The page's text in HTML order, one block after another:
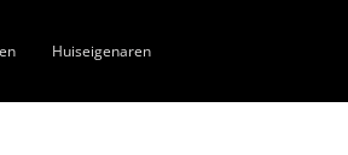
Huiseigenaren